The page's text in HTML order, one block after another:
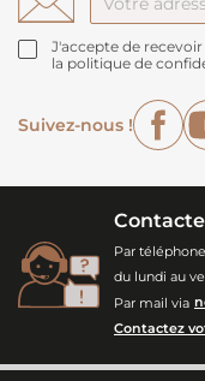
J'accepte de
la politique de
Suivez-nous !
Par
du lundi au
Par mail via
Contactez